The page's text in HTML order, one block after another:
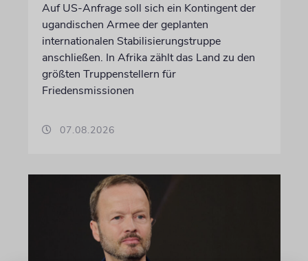
Auf US-Anfrage soll sich ein Kontingent der
ugandischen Armee der geplanten
internationalen Stabilisierungstruppe
anschließen. In Afrika zählt das Land zu den
größten Truppenstellern für
Friedensmissionen
07.08.2026